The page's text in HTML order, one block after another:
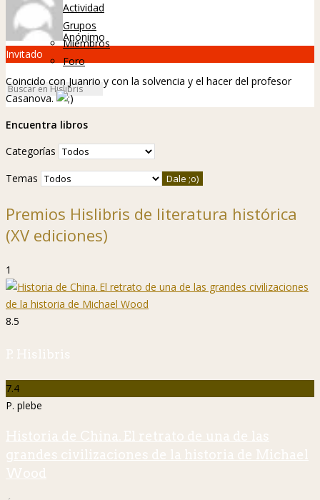
Actividad
Grupos
Miembros
Foro
Anónimo
Invitado
Coincido con Juanrio y con la solvencia y el hacer del profesor
Casanova.
Encuentra libros
Categorías
Temas
Premios Hislibris de literatura histórica
(XV ediciones)
1
8.5
P. Hislibris
7.4
P. plebe
Historia de China. El retrato de una de las
grandes civilizaciones de la historia de Michael
Wood